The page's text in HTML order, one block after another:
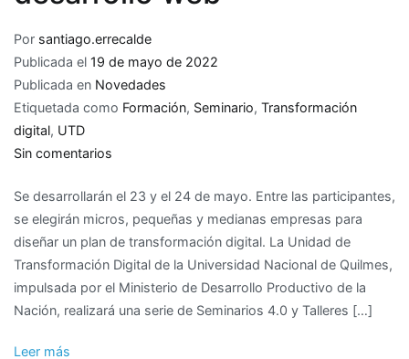
Por santiago.errecalde
Publicada el 19 de mayo de 2022
Publicada en Novedades
Etiquetada como Formación, Seminario, Transformación
digital, UTD
Sin comentarios
seminarios
de
la
Unidad
de
Transformación
Se desarrollarán el 23 y el 24 de mayo. Entre las participantes,
se elegirán micros, pequeñas y medianas empresas para
diseñar un plan de transformación digital. La Unidad de
Transformación Digital de la Universidad Nacional de Quilmes,
impulsada por el Ministerio de Desarrollo Productivo de la
Nación, realizará una serie de Seminarios 4.0 y Talleres […]
Leer más